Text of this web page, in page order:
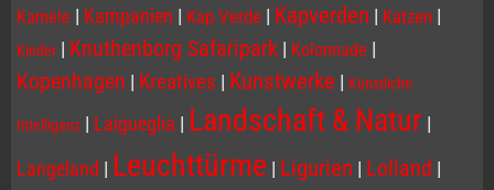
Kamele | Kampanien | Kap Verde | Kapverden | Katzen |
Kinder | Knuthenborg Safaripark | Kolonnade |
Kopenhagen | Kreatives | Kunstwerke | Künstliche
Intelliganz | Laigueglia | Landschaft & Natur |
Langeland | Leuchttürme | Ligurien | Lolland |